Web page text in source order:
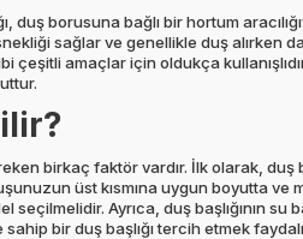
duş borusuna bağlı bir hortum
sağlar ve genellikle duş
amaçlar için oldukça
birkaç faktör vardır. İlk olarak,
üst kısmına uygun boyutta
Ayrıca, duş başlığının su
sahip bir duş başlığı tercih etmek